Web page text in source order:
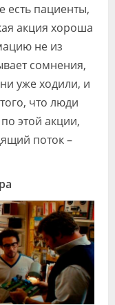
есть пациенты,
акция хороша
не из
сомнения,
уже ходили, и
что люди
этой акции,
поток –